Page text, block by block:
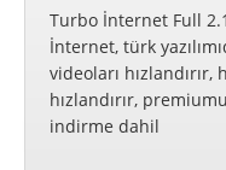
Turbo İnternet Full
İnternet, türk
videoları
hızlandırır,
indirme dahil